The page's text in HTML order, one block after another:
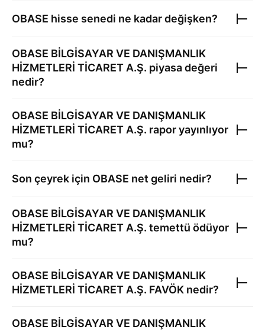
OBASE hisse senedi ne kadar değişken?
OBASE BİLGİSAYAR VE DANIŞMANLIK
HİZMETLERİ TİCARET A.Ş. piyasa değeri
nedir?
OBASE BİLGİSAYAR VE DANIŞMANLIK
HİZMETLERİ TİCARET A.Ş. rapor yayınlıyor
mu?
Son çeyrek için OBASE net geliri nedir?
OBASE BİLGİSAYAR VE DANIŞMANLIK
HİZMETLERİ TİCARET A.Ş. temettü ödüyor
mu?
OBASE BİLGİSAYAR VE DANIŞMANLIK
HİZMETLERİ TİCARET A.Ş. FAVÖK nedir?
OBASE BİLGİSAYAR VE DANIŞMANLIK